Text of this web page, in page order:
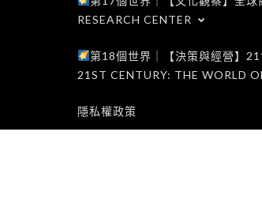
RESEARCH CENTER
第18個世界｜【決策與經營】
21ST CENTURY: THE WORLD
隱私權政策